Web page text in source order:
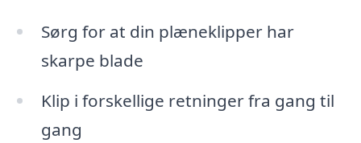
Sørg for at din plæneklipper har
skarpe blade
Klip i forskellige retninger fra gang til
gang